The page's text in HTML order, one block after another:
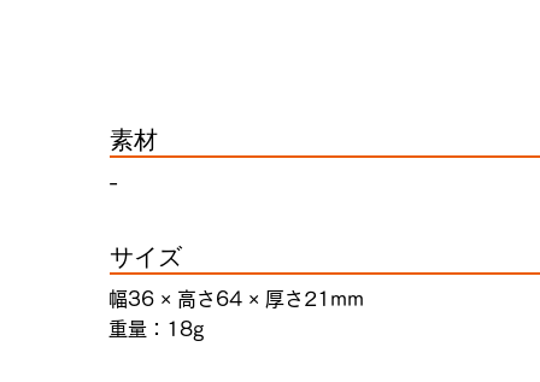
素材
-
サイズ
幅36 × 高さ64 × 厚さ21mm
重量：18g